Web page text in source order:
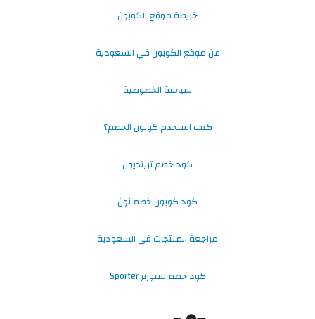
خريطة موقع الكوبون
عن موقع الكوبون في السعودية
سياسة الخصوصية
كيف استخدم كوبون الخصم؟
كود خصم ترينديول
كود كوبون خصم نون
مراجعة المنتجات في السعودية
كود خصم سبورتر Sporter